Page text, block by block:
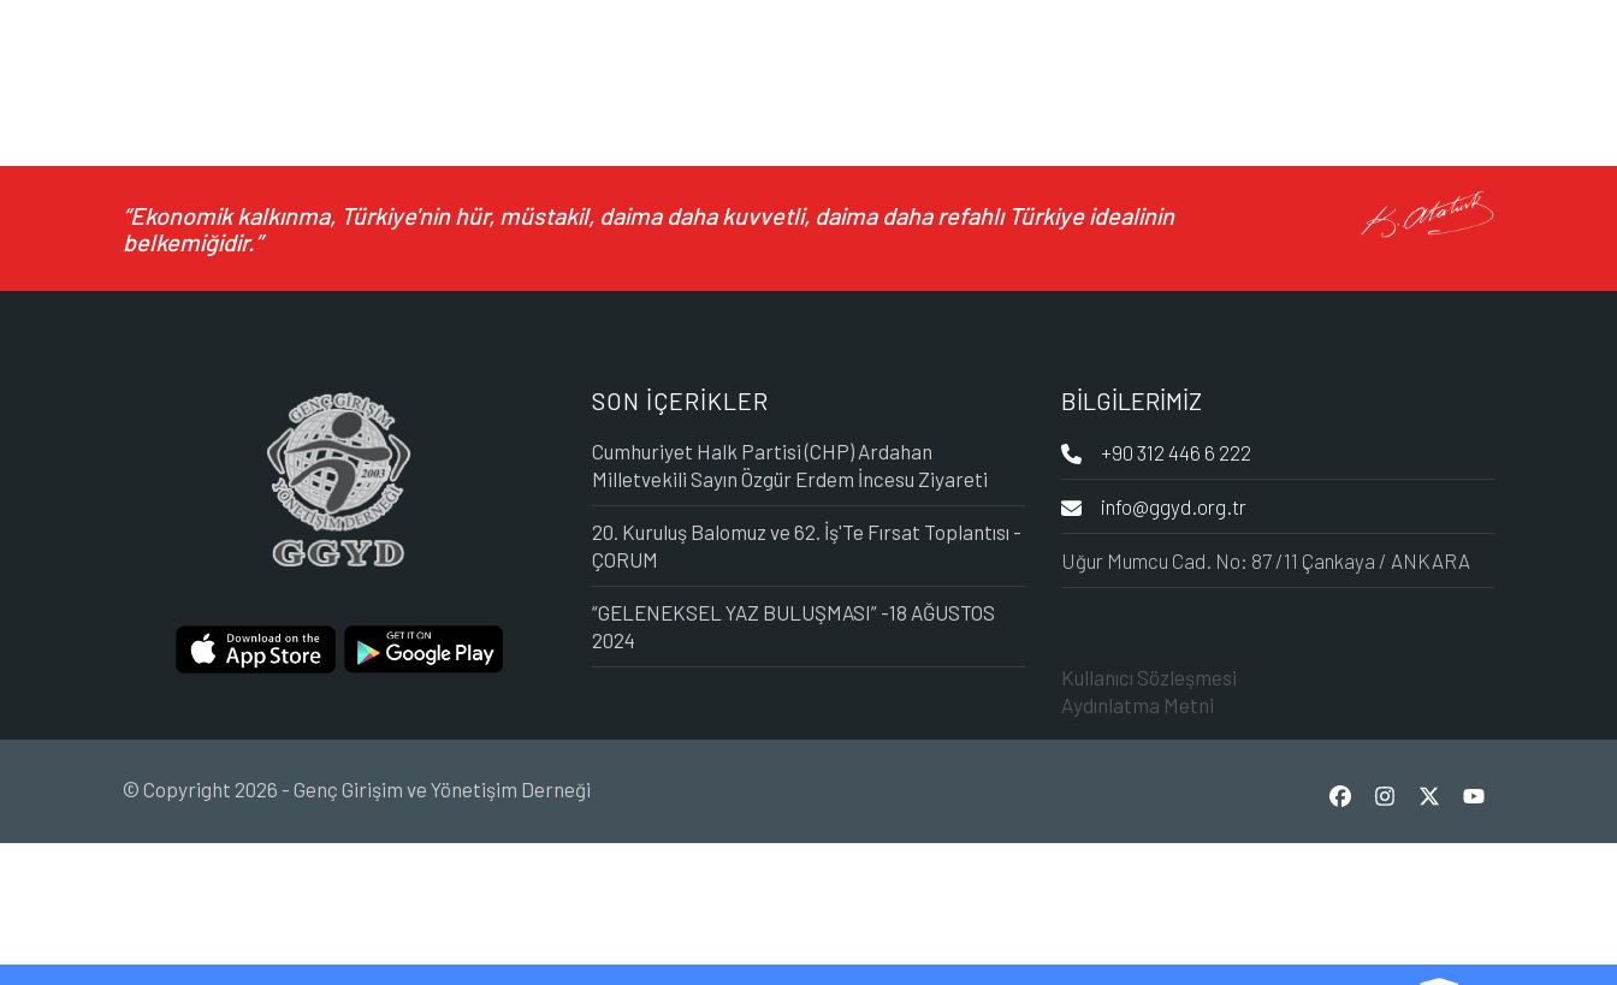
“Ekonomik kalkınma, Türkiye'nin hür, müstakil, daima daha kuvvetli, daima daha refahlı Türkiye idealinin
belkemiğidir.”
SON İÇERİKLER
Cumhuriyet Halk Partisi (CHP) Ardahan
Milletvekili Sayın Özgür Erdem İncesu Ziyareti
20. Kuruluş Balomuz ve 62. İş'Te Fırsat Toplantısı -
ÇORUM
“GELENEKSEL YAZ BULUŞMASI” -18 AĞUSTOS
2024
BİLGİLERİMİZ
+90 312 446 6 222
info@ggyd.org.tr
Uğur Mumcu Cad. No: 87 /11 Çankaya / ANKARA
Kullanıcı Sözleşmesi
Aydınlatma Metni
© Copyright 2026 - Genç Girişim ve Yönetişim Derneği